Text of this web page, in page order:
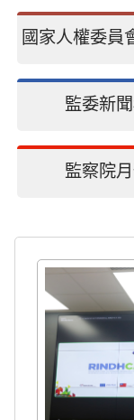
國家人權委員
監委新
監察院月